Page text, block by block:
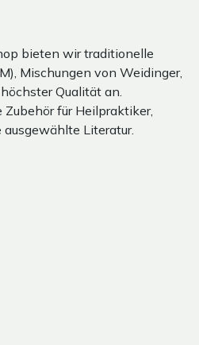
bieten wir traditionelle
Mischungen von Weidinger,
Qualität an.
für Heilpraktiker,
Literatur.